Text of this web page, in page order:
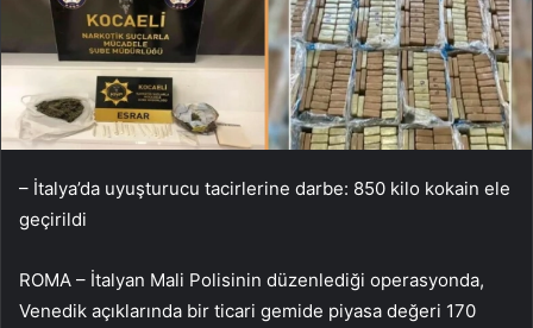
– İtalya’da uyuşturucu tacirlerine darbe: 850 kilo kokain ele
geçirildi
ROMA – İtalyan Mali Polisinin düzenlediği operasyonda,
Venedik açıklarında bir ticari gemide piyasa değeri 170